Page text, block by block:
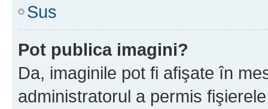
Sus
Pot publica imagini?
Da, imaginile pot fi afişate în
administratorul a permis